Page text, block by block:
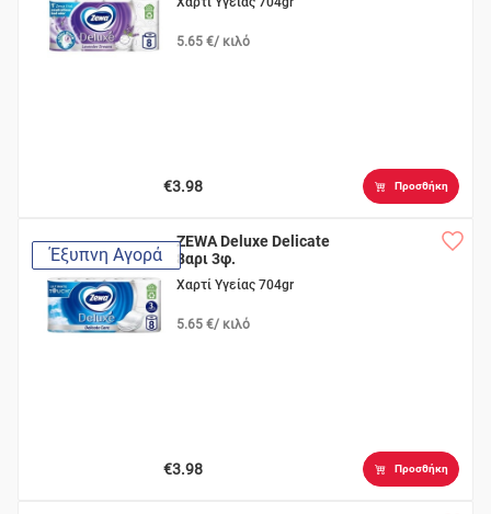
5.65 €/ κιλό
€3.98 Προσθήκη
Έξυπνη Αγορά
ZEWA Deluxe Delicate
8αρι 3φ.
Χαρτί Υγείας 704gr
5.65 €/ κιλό
€3.98 Προσθήκη